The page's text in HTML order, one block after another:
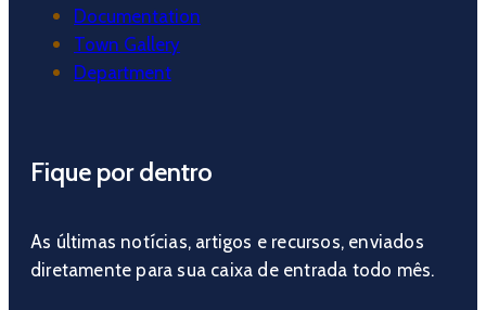
Documentation
Town Gallery
Department
Fique por dentro
As últimas notícias, artigos e recursos, enviados
diretamente para sua caixa de entrada todo mês.